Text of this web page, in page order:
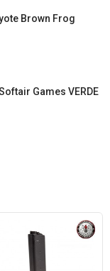
Brown Frog
Games VERDE